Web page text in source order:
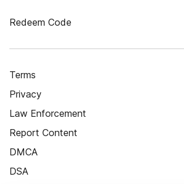
Redeem Code
Terms
Privacy
Law Enforcement
Report Content
DMCA
DSA